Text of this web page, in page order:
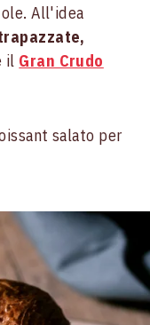
All'idea
il Gran Crudo
salato per